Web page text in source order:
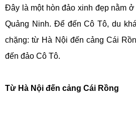
Đây là một hòn đảo xinh đẹp nằm
Quảng Ninh. Để đến Cô Tô, du
chặng: từ Hà Nội đến cảng Cái
đến đảo Cô Tô.
Từ Hà Nội đến cảng Cái Rồng